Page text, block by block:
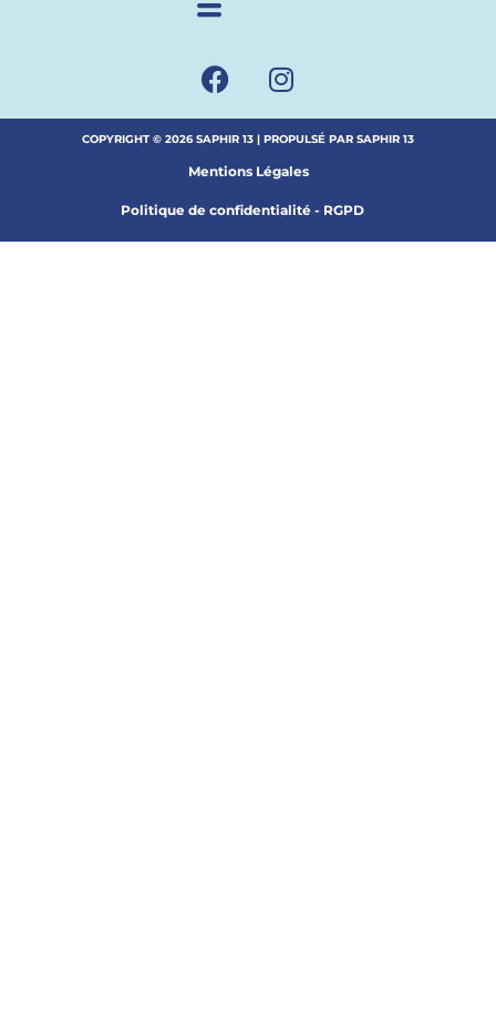
COPYRIGHT © 2026 SAPHIR 13 | PROPULSÉ PAR SAPHIR 13
Mentions Légales
Politique de confidentialité - RGPD